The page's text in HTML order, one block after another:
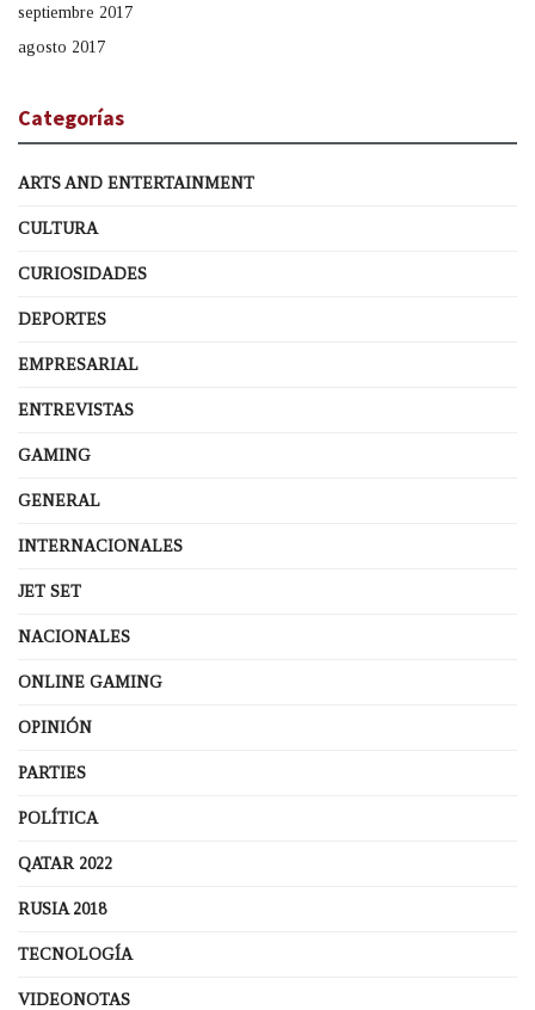
septiembre 2017
agosto 2017
Categorías
ARTS AND ENTERTAINMENT
CULTURA
CURIOSIDADES
DEPORTES
EMPRESARIAL
ENTREVISTAS
GAMING
GENERAL
INTERNACIONALES
JET SET
NACIONALES
ONLINE GAMING
OPINIÓN
PARTIES
POLÍTICA
QATAR 2022
RUSIA 2018
TECNOLOGÍA
VIDEONOTAS